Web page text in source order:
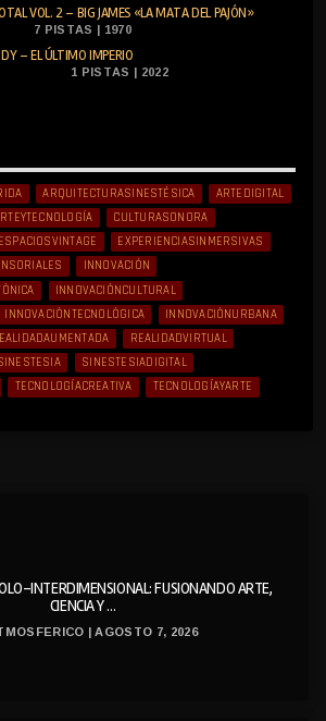
VOL. 2 – BIG JAMES «LA MATA DEL PAJÓN»
7 PISTAS | 1970
– EL ÚLTIMO IMPERIO
1 PISTAS | 2022
ARQUITECTURASINESTÉSICA
ARTEDIGITAL
CULTURASONORA
ESPACIOSVINTAGE
EXPERIENCIASINMERSIVAS
INNOVACIÓN
INNOVACIÓNCULTURAL
INNOVACIÓNTECNOLÓGICA
INNOVACIÓNURBANA
REALIDADVIRTUAL
SINESTESIADIGITAL
TECNOLOGÍACREATIVA TECNOLOGÍAYARTE
INTERDIMENSIONAL: FUSIONANDO ARTE,
CIENCIA Y ...
| AGOSTO 7, 2026